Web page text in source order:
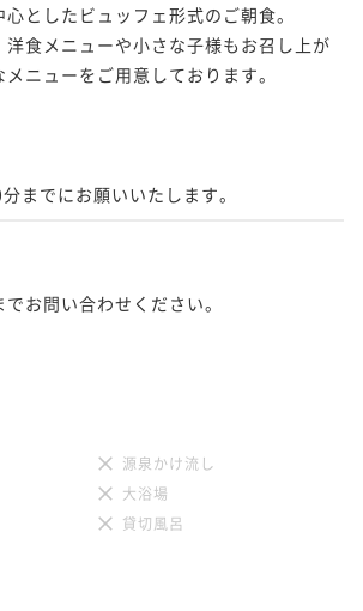
としたビュッフェ形式のご朝食。
食メニューや小さな子様もお召し上が
ニューをご用意しております。
までにお願いいたします。
お問い合わせください。
源泉かけ流し
大浴場
貸切風呂